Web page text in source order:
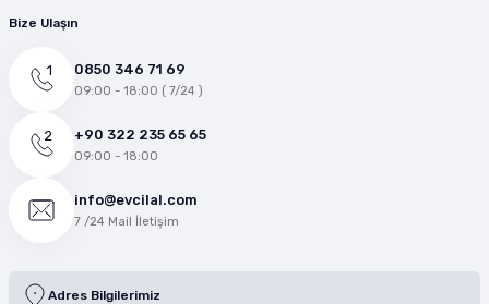
Bize Ulaşın
0850 346 71 69
09:00 - 18:00 ( 7/24 )
+90 322 235 65 65
09:00 - 18:00
info@evcilal.com
7 /24 Mail İletişim
Adres Bilgilerimiz